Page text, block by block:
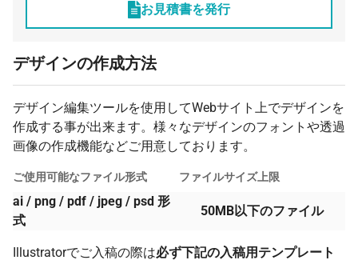
お見積書を発行
デザインの作成方法
デザイン編集ツールを使用してWebサイト上でデザインを
作成する事が出来ます。様々なデザインのフォントや透過
画像の作成機能などご用意しております。
ご使用可能なファイル形式
ai / png / pdf / jpeg / psd 形
式
ファイルサイズ上限
50MB以下のファイル
Illustratorでご入稿の際は必ず下記の入稿用テンプレート